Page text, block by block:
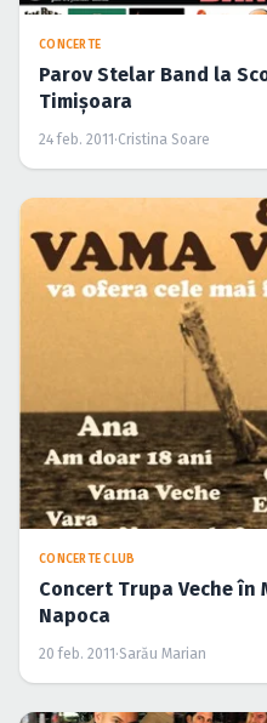
CONCERTE
Parov Stelar Band la
Timişoara
24 feb. 2011·Cristina Soare
CONCERTE CLUB
Concert Trupa Veche în
Napoca
20 feb. 2011·Sarău Marian